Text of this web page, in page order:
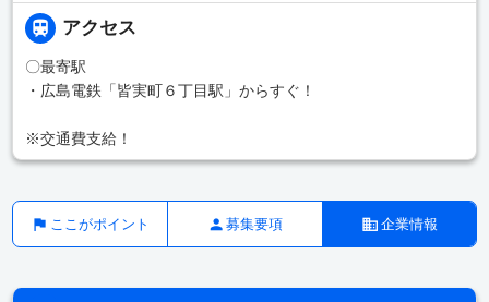
アクセス
〇最寄駅
・広島電鉄「皆実町６丁目駅」からすぐ！
※交通費支給！
ここがポイント 募集要項 企業情報